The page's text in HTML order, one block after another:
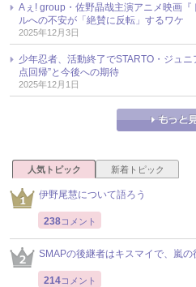
Aぇ! group・佐野晶哉主演アニメ映画
ルへの不安が「絶賛に反転」するワケ
2025年12月3日
少年忍者、活動終了でSTARTO・ジュ
点回帰”と今後への期待
2025年12月1日
人気トピック 新着トピック
伊野尾慧について語ろう
238コメント
SMAPの後継者はキスマイで、嵐の
214コメント